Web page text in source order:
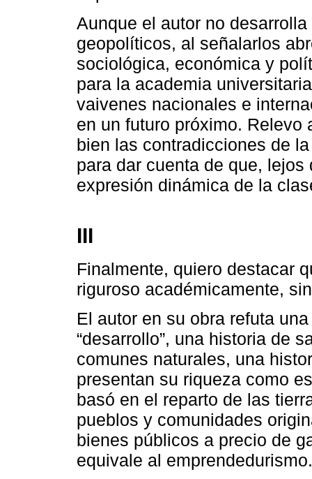
Aunque el autor no
geopolíticos, al señalarlos
sociológica, económica y
para la academia
vaivenes nacionales e
en un futuro próximo. Relevo
bien las contradicciones de
para dar cuenta de que,
expresión dinámica de la
III
Finalmente, quiero destacar
riguroso académicamente,
El autor en su obra refuta
“desarrollo”, una historia de
comunes naturales, una
presentan su riqueza como
basó en el reparto de las
pueblos y comunidades
bienes públicos a precio de
equivale al emprendedurismo.